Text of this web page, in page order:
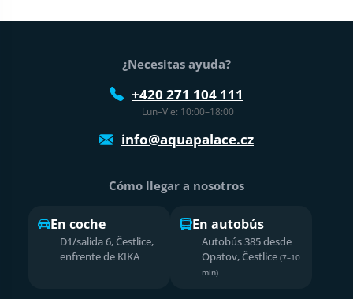
Pie de página
¿Necesitas ayuda?
+420 271 104 111
Lun–Vie: 10:00–18:00
info@aquapalace.cz
Cómo llegar a nosotros
En coche
D1/salida 6, Čestlice,
enfrente de KIKA
En autobús
Autobús 385 desde
Opatov, Čestlice (7–10
min)